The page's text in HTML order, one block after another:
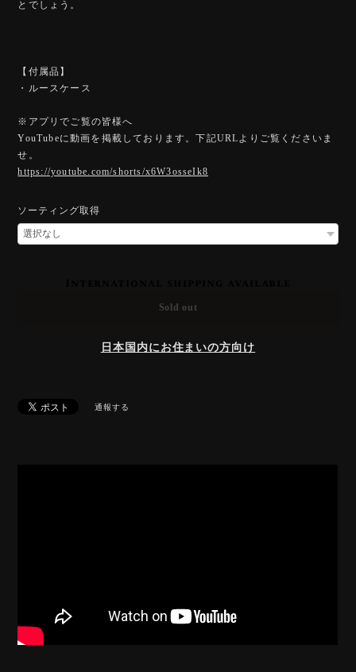
とでしょう。
【付属品】
・ルースケース
※アプリでご覧の皆様へ
YouTubeに動画を掲載しております。下記URLよりご覧くださいま
せ。
https://youtube.com/shorts/x6W3osseIk8
ソーティング取得
Sold out
日本国内にお住まいの方向け
通報する